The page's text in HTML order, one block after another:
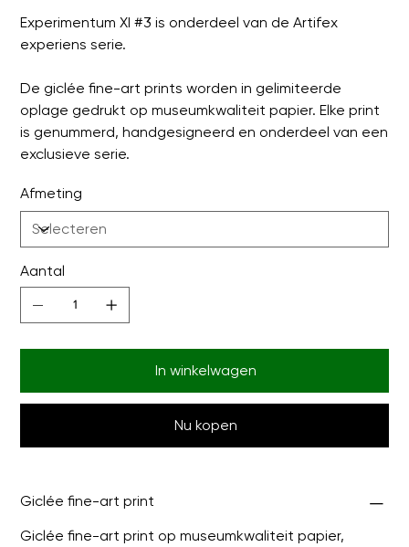
Experimentum XI #3 is onderdeel van de Artifex
experiens serie.
De giclée fine-art prints worden in gelimiteerde
oplage gedrukt op museumkwaliteit papier. Elke print
is genummerd, handgesigneerd en onderdeel van een
exclusieve serie.
Afmeting
Aantal
In winkelwagen
Nu kopen
Giclée fine-art print
Giclée fine-art print op museumkwaliteit papier,